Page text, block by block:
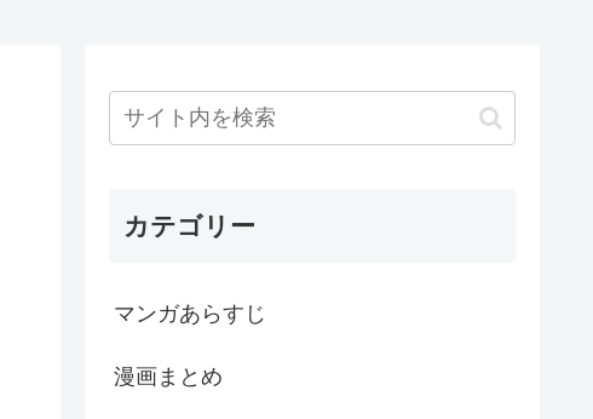
カテゴリー
マンガあらすじ
漫画まとめ